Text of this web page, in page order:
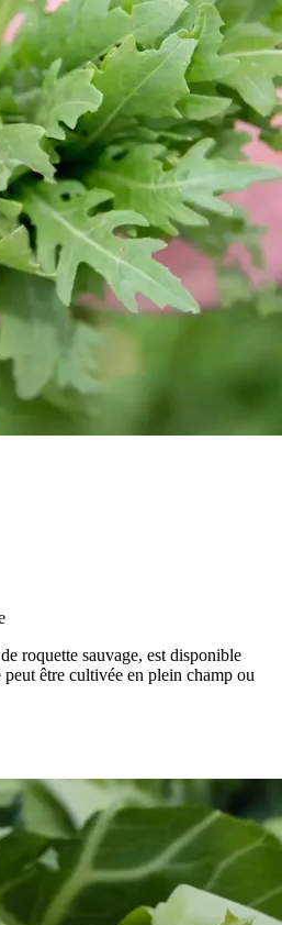
roquette sauvage, est disponible
être cultivée en plein champ ou